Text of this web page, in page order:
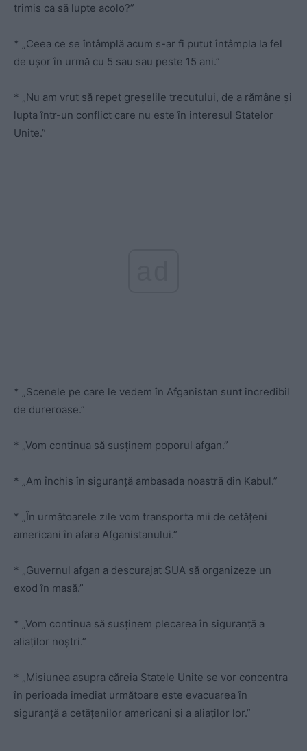
trimis ca să lupte acolo?”
* „Ceea ce se întâmplă acum s-ar fi putut întâmpla la fel
de ușor în urmă cu 5 sau sau peste 15 ani.”
* „Nu am vrut să repet greșelile trecutului, de a rămâne și
lupta într-un conflict care nu este în interesul Statelor
Unite.”
* „Scenele pe care le vedem în Afganistan sunt incredibil
de dureroase.”
* „Vom continua să susținem poporul afgan.”
* „Am închis în siguranță ambasada noastră din Kabul.”
* „În următoarele zile vom transporta mii de cetățeni
americani în afara Afganistanului.”
* „Guvernul afgan a descurajat SUA să organizeze un
exod în masă.”
* „Vom continua să susținem plecarea în siguranță a
aliaților noștri.”
* „Misiunea asupra căreia Statele Unite se vor concentra
în perioada imediat următoare este evacuarea în
siguranță a cetățenilor americani și a aliaților lor.”